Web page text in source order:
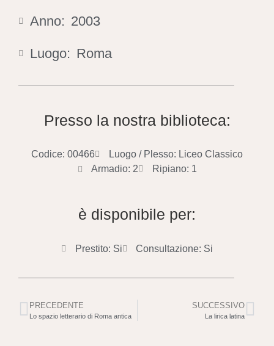
Anno: 2003
Luogo: Roma
Presso la nostra biblioteca:
Codice: 00466
Luogo / Plesso: Liceo Classico
Armadio: 2
Ripiano: 1
è disponibile per:
Prestito: Si Consultazione: Si
PRECEDENTE
Lo spazio letterario di Roma antica
SUCCESSIVO
La lirica latina